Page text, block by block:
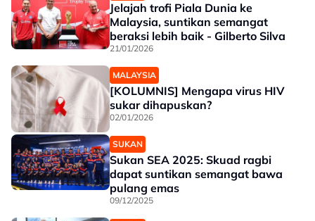
Jelajah trofi Piala Dunia ke
Malaysia, suntikan semangat
beraksi lebih baik - Gilberto Silva
21/01/2026
MALAYSIA
[KOLUMNIS] Mengapa virus HIV
sukar dihapuskan?
02/01/2026
SUKAN
Sukan SEA 2025: Skuad ragbi
dapat suntikan semangat bawa
pulang emas
09/12/2025